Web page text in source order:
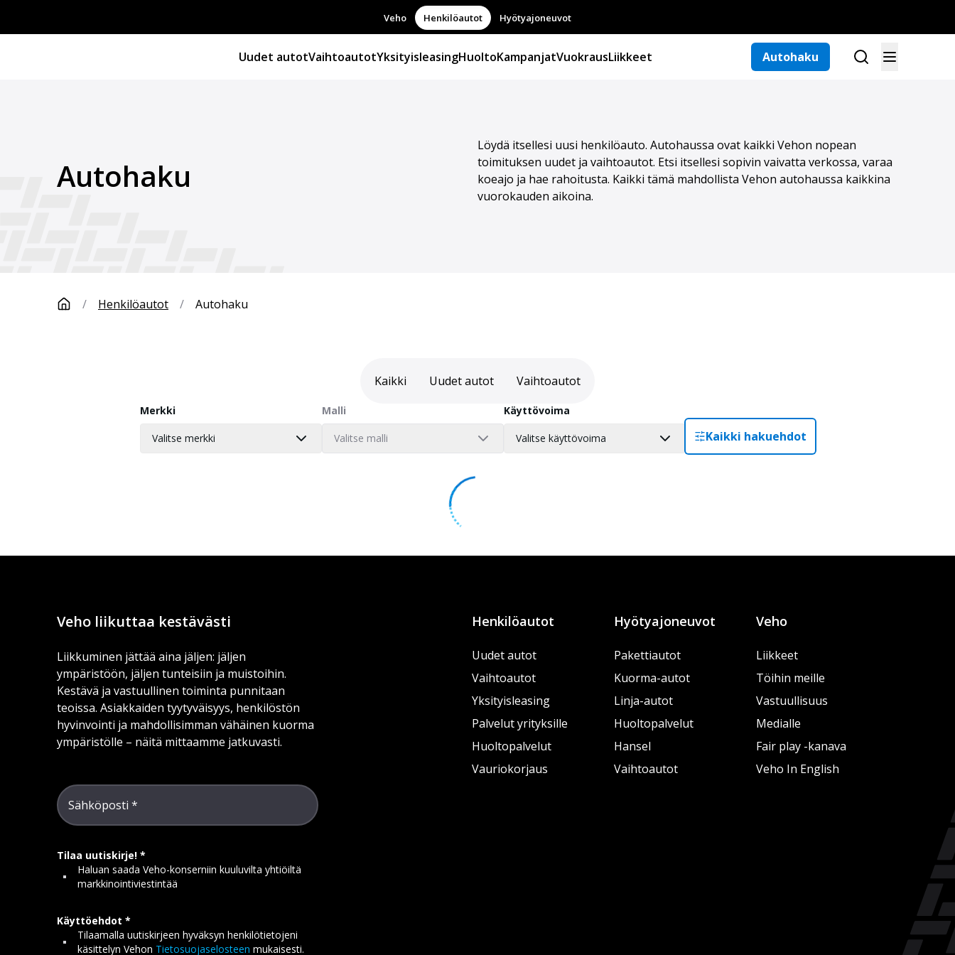
Autohaku
Löydä itsellesi uusi henkilöauto. Autohaussa ovat kaikki Vehon nopean
toimituksen uudet ja vaihtoautot. Etsi itsellesi sopivin vaivatta verkossa, varaa
koeajo ja hae rahoitusta. Kaikki tämä mahdollista Vehon autohaussa kaikkina
vuorokauden aikoina.
Veho Henkilöautot Hyötyajoneuvot
Uudet autotVaihtoautotYksityisleasingHuoltoKampanjatVuokrausLiikkeet Autohaku
/ Henkilöautot / Autohaku
Kaikki Uudet autot Vaihtoautot
Merkki
Valitse merkki
Malli
Valitse malli
Käyttövoima
Valitse käyttövoima Kaikki hakuehdot
Veho liikuttaa kestävästi
Liikkuminen jättää aina jäljen: jäljen
ympäristöön, jäljen tunteisiin ja muistoihin.
Kestävä ja vastuullinen toiminta punnitaan
teoissa. Asiakkaiden tyytyväisyys, henkilöstön
hyvinvointi ja mahdollisimman vähäinen kuorma
ympäristölle – näitä mittaamme jatkuvasti.
Sähköposti
Tilaa uutiskirje!
Haluan saada Veho-konserniin kuuluvilta yhtiöiltä
markkinointiviestintää
Käyttöehdot
Tilaamalla uutiskirjeen hyväksyn henkilötietojeni
käsittelyn Vehon Tietosuojaselosteen mukaisesti.
Henkilöautot
Uudet autot
Vaihtoautot
Yksityisleasing
Palvelut yrityksille
Huoltopalvelut
Vauriokorjaus
Hyötyajoneuvot
Pakettiautot
Kuorma-autot
Linja-autot
Huoltopalvelut
Hansel
Vaihtoautot
Veho
Liikkeet
Töihin meille
Vastuullisuus
Medialle
Fair play -kanava
Veho In English